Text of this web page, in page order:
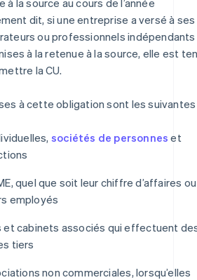
dit, si une entreprise a versé à ses
ou professionnels indépendants
à la retenue à la source, elle est
la CU.
à cette obligation sont les suivantes
sociétés de personnes et
quel que soit leur chiffre d’affaires
employés
et cabinets associés qui effectuent
tiers
non commerciales, lorsqu’elles